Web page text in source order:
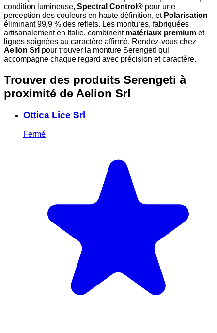
condition lumineuse, Spectral Control® pour une
perception des couleurs en haute définition, et Polarisation
éliminant 99,9 % des reflets. Les montures, fabriquées
artisanalement en Italie, combinent matériaux premium et
lignes soignées au caractère affirmé. Rendez-vous chez
Aelion Srl pour trouver la monture Serengeti qui
accompagne chaque regard avec précision et caractère.
Trouver des produits Serengeti à
proximité de Aelion Srl
Ottica Lice Srl
Fermé